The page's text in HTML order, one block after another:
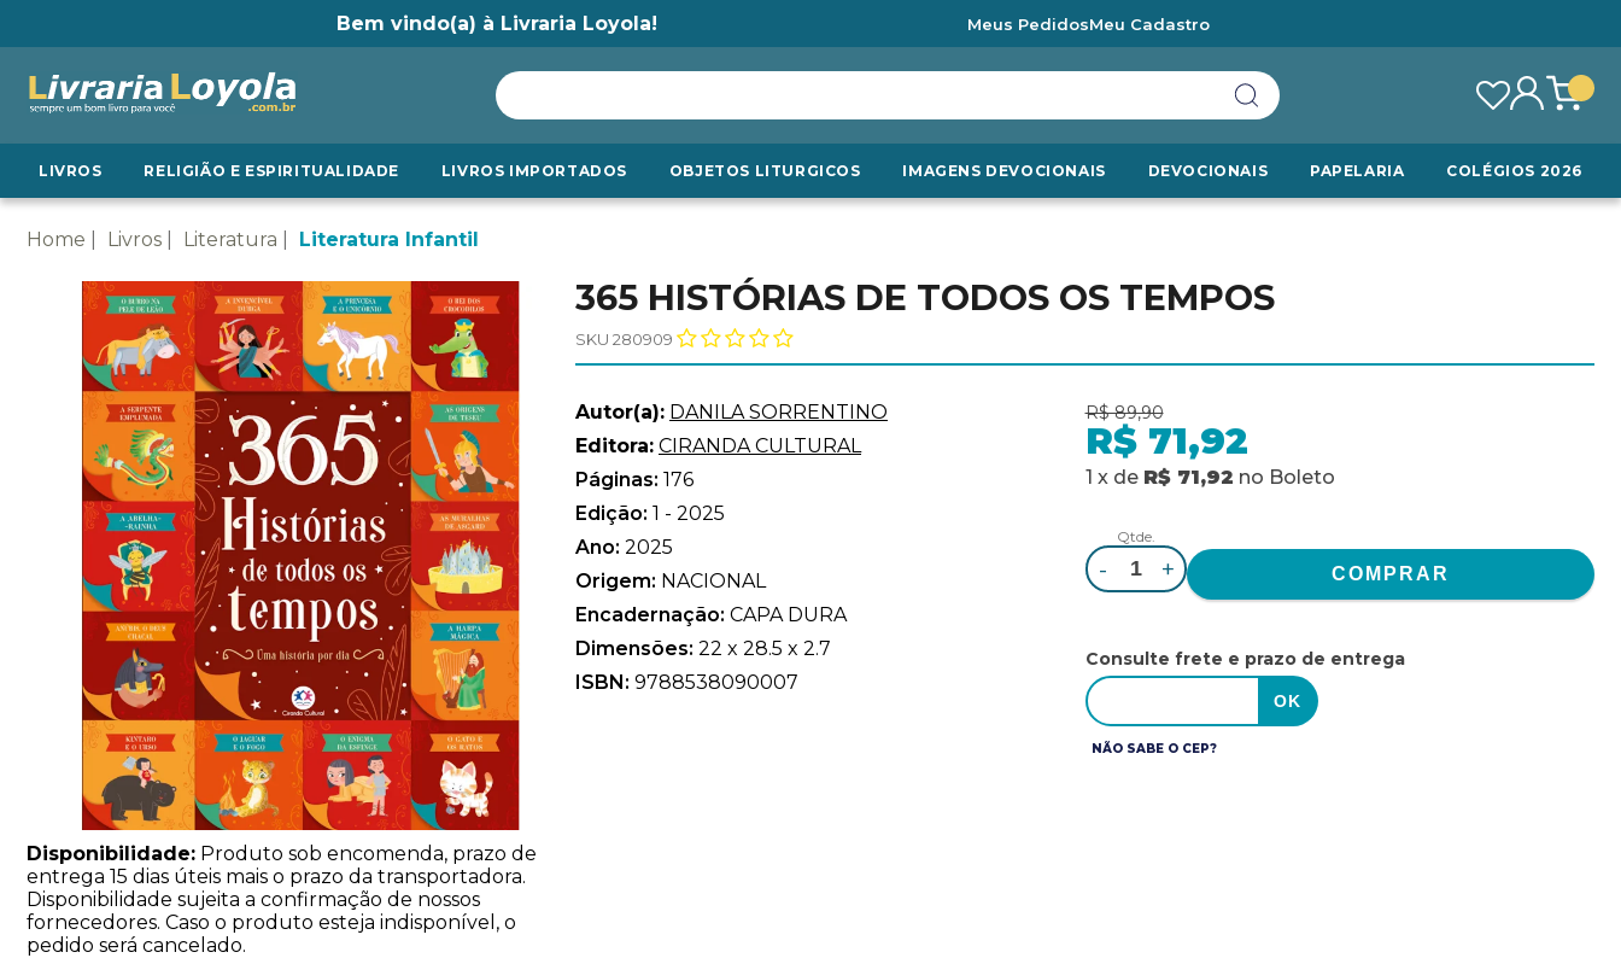
Bem vindo(a) à Livraria Loyola! Meus PedidosMeu Cadastro
LIVROS RELIGIÃO E ESPIRITUALIDADE LIVROS IMPORTADOS OBJETOS LITURGICOS IMAGENS DEVOCIONAIS DEVOCIONAIS PAPELARIA COLÉGIOS 2026
Home Livros Literatura Literatura Infantil
Disponibilidade: Produto sob encomenda, prazo de
entrega 15 dias úteis mais o prazo da transportadora.
Disponibilidade sujeita a confirmação de nossos
fornecedores. Caso o produto esteja indisponível, o
pedido será cancelado.
365 HISTÓRIAS DE TODOS OS TEMPOS
SKU 280909
Autor(a): DANILA SORRENTINO
Editora: CIRANDA CULTURAL
Páginas: 176
Edição: 1 - 2025
Ano: 2025
Origem: NACIONAL
Encadernação: CAPA DURA
Dimensões: 22 x 28.5 x 2.7
ISBN: 9788538090007
R$ 89,90
R$ 71,92
1 x de R$ 71,92 no Boleto
Qtde.
- +
Consulte frete e prazo de entrega
NÃO SABE O CEP?